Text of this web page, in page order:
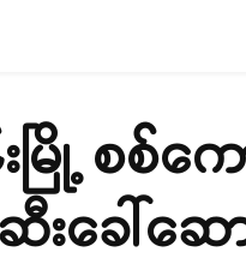
မြို့ စစ်ကေ
းခေါ်ဆေ